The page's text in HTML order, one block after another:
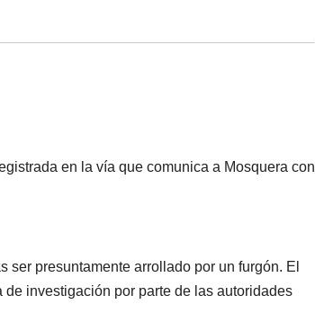
en la vía que comunica a Mosquera con
presuntamente arrollado por un furgón. El
investigación por parte de las autoridades